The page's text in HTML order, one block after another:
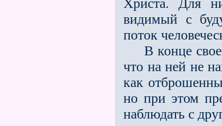
Христа. Для
видимый с
поток
В конце
что на ней не
как
но при этом
наблюдать с